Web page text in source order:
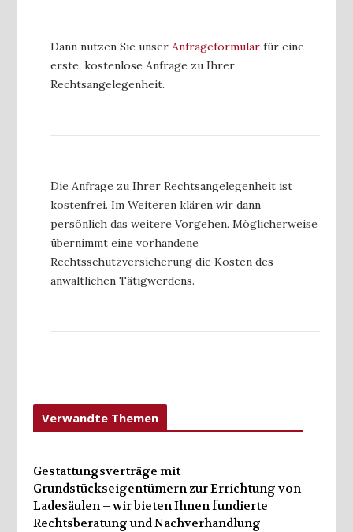
Dann nutzen Sie unser Anfrageformular für eine
erste, kostenlose Anfrage zu Ihrer
Rechtsangelegenheit.
Die Anfrage zu Ihrer Rechtsangelegenheit ist
kostenfrei. Im Weiteren klären wir dann
persönlich das weitere Vorgehen. Möglicherweise
übernimmt eine vorhandene
Rechtsschutzversicherung die Kosten des
anwaltlichen Tätigwerdens.
Verwandte Themen
Gestattungsverträge mit
Grundstückseigentümern zur Errichtung von
Ladesäulen – wir bieten Ihnen fundierte
Rechtsberatung und Nachverhandlung